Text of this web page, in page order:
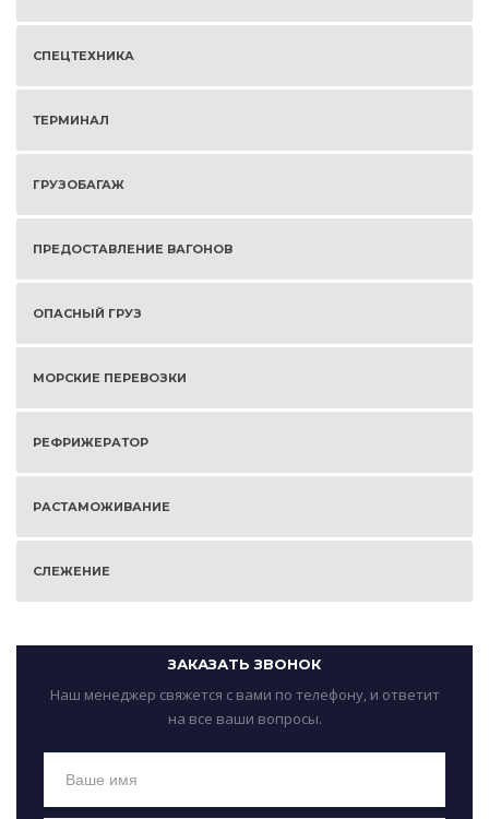
СПЕЦТЕХНИКА
ТЕРМИНАЛ
ГРУЗОБАГАЖ
ПРЕДОСТАВЛЕНИЕ ВАГОНОВ
ОПАСНЫЙ ГРУЗ
МОРСКИЕ ПЕРЕВОЗКИ
РЕФРИЖЕРАТОР
РАСТАМОЖИВАНИЕ
СЛЕЖЕНИЕ
ЗАКАЗАТЬ ЗВОНОК
Наш менеджер свяжется с вами по телефону, и ответит
на все ваши вопросы.